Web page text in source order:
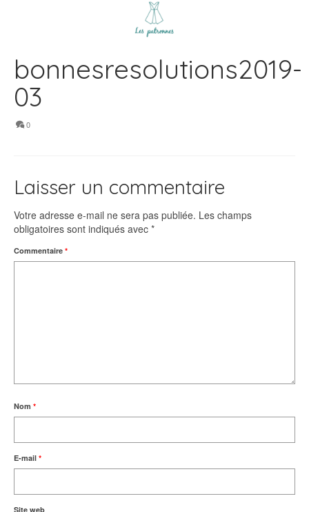
bonnesresolutions2019-
03
0
Laisser un commentaire
Votre adresse e-mail ne sera pas publiée. Les champs
obligatoires sont indiqués avec *
Commentaire *
Nom *
E-mail *
Site web